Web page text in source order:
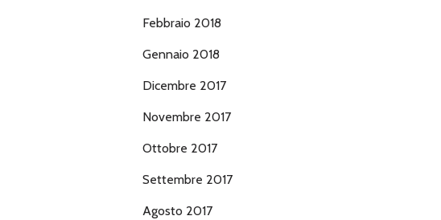
Febbraio 2018
Gennaio 2018
Dicembre 2017
Novembre 2017
Ottobre 2017
Settembre 2017
Agosto 2017